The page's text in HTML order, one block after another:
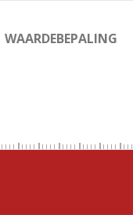
WAARDEBEPALING